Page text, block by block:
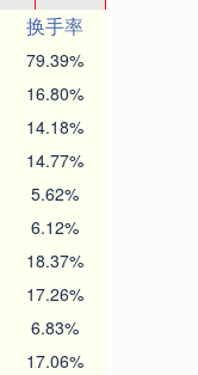
换手率
79.39%
16.80%
14.18%
14.77%
5.62%
6.12%
18.37%
17.26%
6.83%
17.06%